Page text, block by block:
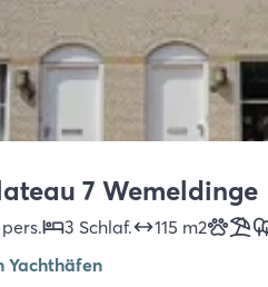
7 Wemeldinge
pers. 3 Schlaf. 115 m2
Yachthäfen